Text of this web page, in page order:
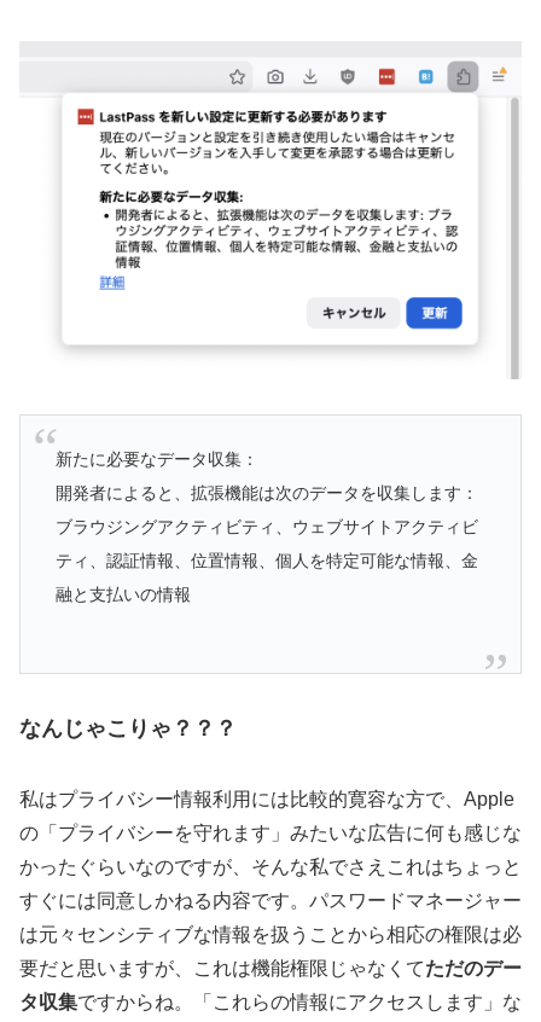
新たに必要なデータ収集：
開発者によると、拡張機能は次のデータを収集します：
ブラウジングアクティビティ、ウェブサイトアクティビ
ティ、認証情報、位置情報、個人を特定可能な情報、金
融と支払いの情報
なんじゃこりゃ？？？
私はプライバシー情報利用には比較的寛容な方で、Apple
の「プライバシーを守れます」みたいな広告に何も感じな
かったぐらいなのですが、そんな私でさえこれはちょっと
すぐには同意しかねる内容です。パスワードマネージャー
は元々センシティブな情報を扱うことから相応の権限は必
要だと思いますが、これは機能権限じゃなくてただのデー
タ収集ですからね。「これらの情報にアクセスします」な